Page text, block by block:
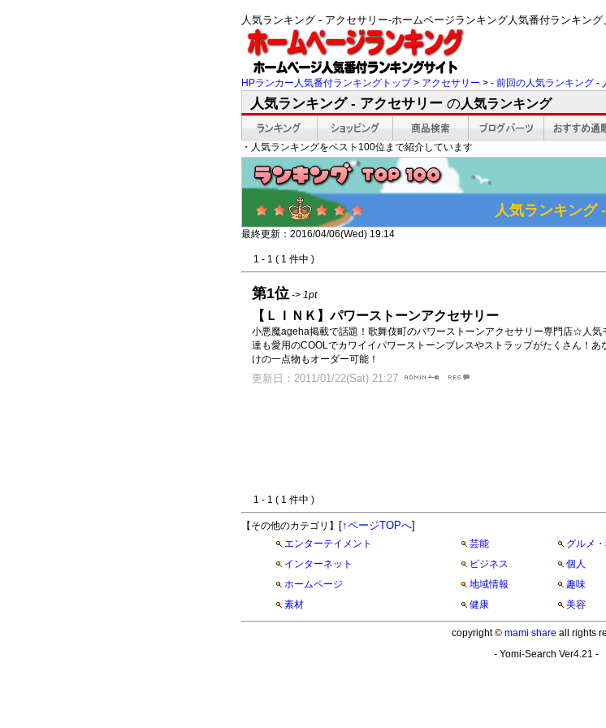
人気ランキング - アクセサリー-ホームページランキング人気番付ランキング
HPランカー人気番付ランキングトップ> アクセサリー > - 前回の人気ランキング -
人気ランキング - アクセサリー の人気ランキング
・人気ランキングをベスト100位まで紹介しています
人気ランキング
最終更新：2016/04/06(Wed) 19:14
1 - 1 ( 1 件中 )
第1位 -> 1pt
【ＬＩＮＫ】パワーストーンアクセサリー
小悪魔ageha掲載で話題！歌舞伎町のパワーストーンアクセサリー専門店☆人気
達も愛用のCOOLでカワイイパワーストーンブレスやストラップがたくさん！あ
けの一点物もオーダー可能！
更新日：2011/01/22(Sat) 21:27
1 - 1 ( 1 件中 )
【その他のカテゴリ】 [↑ページTOPへ]
エンターテイメント 芸能 グルメ
インターネット
ビジネス 個人
ホームページ
地域情報 趣味
素材
健康 美容
copyright © mami share all rights
- Yomi-Search Ver4.21 -